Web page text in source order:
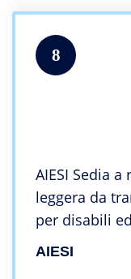
8
AIESI Sedia
leggera da
per disabili
Doppio
AIESI